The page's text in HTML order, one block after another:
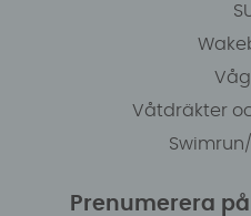
Våtdräkter
Prenumerera